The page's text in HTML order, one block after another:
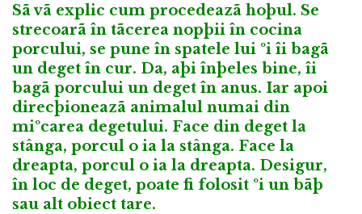
Sã vã explic cum procedeazã hoþul. Se
strecoarã în tãcerea nopþii în cocina
porcului, se pune în spatele lui ºi îi bagã
un deget în cur. Da, aþi înþeles bine, îi
bagã porcului un deget în anus. Iar apoi
direcþioneazã animalul numai din
miºcarea degetului. Face din deget la
stânga, porcul o ia la stânga. Face la
dreapta, porcul o ia la dreapta. Desigur,
în loc de deget, poate fi folosit ºi un bãþ
sau alt obiect tare.